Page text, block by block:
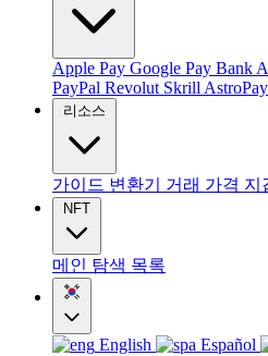
Apple Pay Google Pay Bank
PayPal Revolut Skrill AstroPay
리소스
가이드 변환기 거래 가격 지
NFT
메인 탐색 목록
English Español